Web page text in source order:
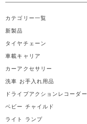
カテゴリー一覧
新製品
タイヤチェーン
車載キャリア
カーアクセサリー
洗車 お手入れ用品
ドライブアクションレコーダー
ベビー チャイルド
ライト ランプ